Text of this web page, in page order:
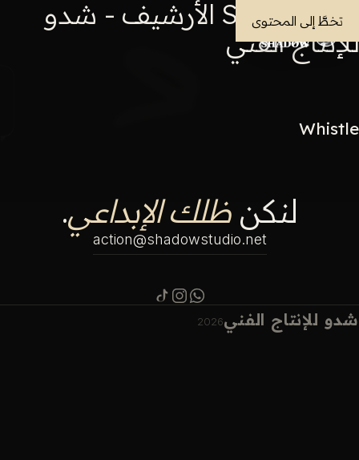
تخطَّ إلى المحتوى
Short Films الأرشيف - شدو
للإنتاج الفني
Whistle
لنكنظلك الإبداعي.
action@shadowstudio.net
شدو للإنتاج الفني2026